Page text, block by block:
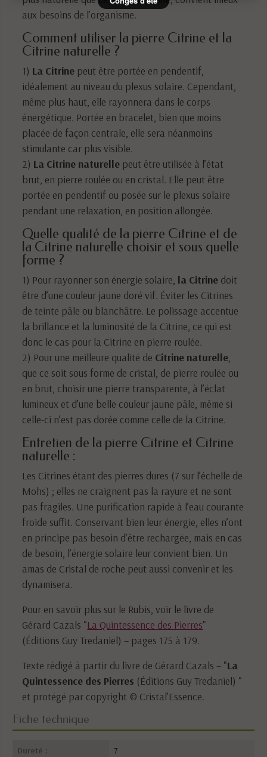
aux besoins de l’organisme.
Comment utiliser la pierre Citrine et la
Citrine naturelle ?
1) La Citrine peut être portée en pendentif,
idéalement au niveau du plexus solaire. Cependant,
même plus haut, elle rayonnera dans le corps
énergétique. Portée en bracelet, bien que moins
placée de façon centrale, elle sera néanmoins
stimulante car plus visible.
2) La Citrine naturelle peut être utilisée à l’état
brut, en pierre roulée ou en cristal. Elle peut être
portée en pendentif ou posée sur le plexus solaire
pendant une relaxation, en position allongée.
Quelle qualité de la pierre Citrine et de
la Citrine naturelle choisir et sous quelle
forme ?
1) Pour rayonner son énergie solaire, la Citrine doit
être d’une couleur jaune doré vif. Éviter les Citrines
de teinte pâle ou blanchâtre. Le polissage accentue
la brillance et la luminosité de la Citrine, ce qui est
donc le cas pour la Citrine en pierre roulée.
2) Pour une meilleure qualité de Citrine naturelle
que ce soit sous forme de cristal, de pierre roulée ou
en brut, choisir une pierre transparente, à l’éclat
lumineux et d’une belle couleur jaune pâle, même si
celle-ci n’est pas dorée comme celle de la Citrine.
Entretien de la pierre Citrine et Citrine
naturelle :
Les Citrines étant des pierres dures (7 sur l’échelle de
Mohs) ; elles ne craignent pas la rayure et ne sont
pas fragiles. Une purification rapide à l’eau courante
froide suffit. Conservant bien leur énergie, elles n’ont
en principe pas besoin d’être rechargée, mais en cas
de besoin, l’énergie solaire leur convient bien. Un
amas de Cristal de roche peut aussi convenir et les
dynamisera.
Pour en savoir plus sur le Rubis, voir le livre de
Gérard Cazals "La Quintessence des Pierres"
(Éditions Guy Tredaniel) – pages 175 à 179.
Texte rédigé à partir du livre de Gérard Cazals – "La
Quintessence des Pierres (Éditions Guy Tredaniel) "
et protégé par copyright © Cristal’Essence.
Fiche technique
Dureté : 7